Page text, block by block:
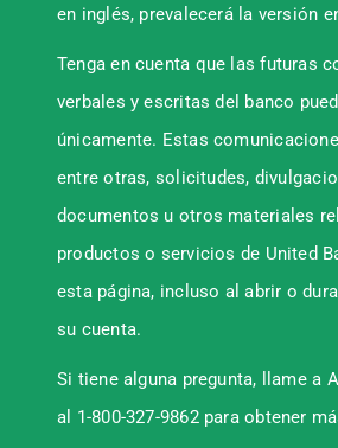
en inglés, prevalecerá la versión
Tenga en cuenta que las futuras
verbales y escritas del banco
únicamente. Estas
entre otras, solicitudes,
documentos u otros materiales
productos o servicios de United
esta página, incluso al abrir o
su cuenta.
Si tiene alguna pregunta, llame a
al 1-800-327-9862 para obtener